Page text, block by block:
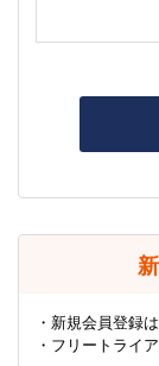
・新規会員登録
・フリートライ